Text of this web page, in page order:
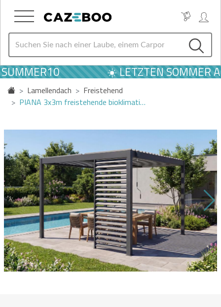
☀️ LETZTEN SOMMER
Lamellendach
Freistehend
PIANA 3x3m freistehende bioklimati…